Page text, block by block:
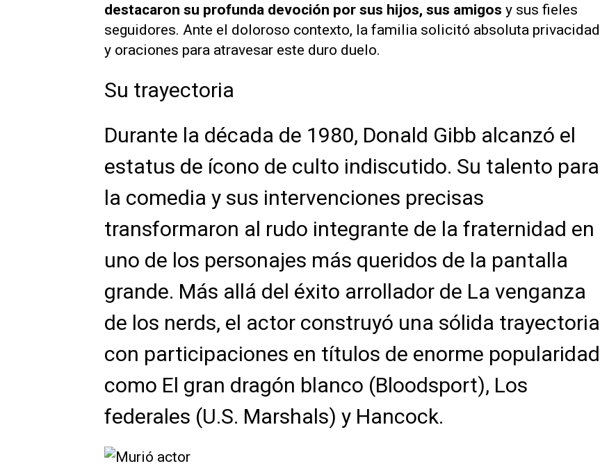
destacaron su profunda devoción por sus hijos, sus amigos y sus fieles
seguidores. Ante el doloroso contexto, la familia solicitó absoluta privacidad
y oraciones para atravesar este duro duelo.
Su trayectoria
Durante la década de 1980, Donald Gibb alcanzó el
estatus de ícono de culto indiscutido. Su talento para
la comedia y sus intervenciones precisas
transformaron al rudo integrante de la fraternidad en
uno de los personajes más queridos de la pantalla
grande. Más allá del éxito arrollador de La venganza
de los nerds, el actor construyó una sólida trayectoria
con participaciones en títulos de enorme popularidad
como El gran dragón blanco (Bloodsport), Los
federales (U.S. Marshals) y Hancock.